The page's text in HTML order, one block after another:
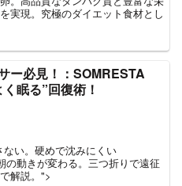
実現。究極のダイエット食材とし
ー必見！：SOMRESTA
眠る”回復術！
い。硬めで沈みにくい
動きが変わる。三つ折りで遠征
解説。">